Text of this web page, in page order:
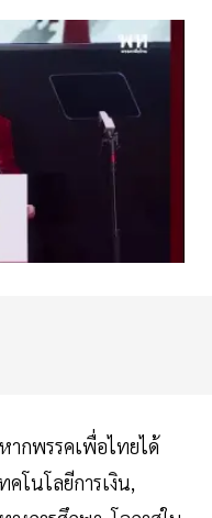
ากพรรคเพื่อไทยได้
คโนโลยีการเงิน,